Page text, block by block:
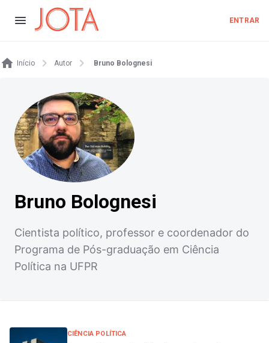
ENTRAR
Início Autor Bruno Bolognesi
Bruno Bolognesi
Cientista político, professor e coordenador do
Programa de Pós-graduação em Ciência
Política na UFPR
CIÊNCIA POLÍTICA